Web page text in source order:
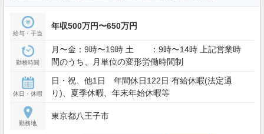
給与・手当
年収500万円〜650万円
勤務時間
月〜金：9時〜19時 土 ：9時〜14時 上記営業時
間のうち、月単位の変形労働時間制
休日・休暇
日・祝、他1日 年間休日122日 有給休暇(法定通
り)、夏季休暇、年末年始休暇等
勤務地
東京都八王子市